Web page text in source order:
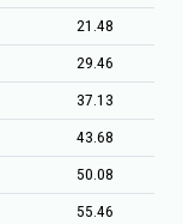
21.48
29.46
37.13
43.68
50.08
55.46